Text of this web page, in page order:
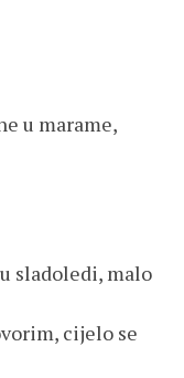
u marame,
sladoledi, malo
cijelo se